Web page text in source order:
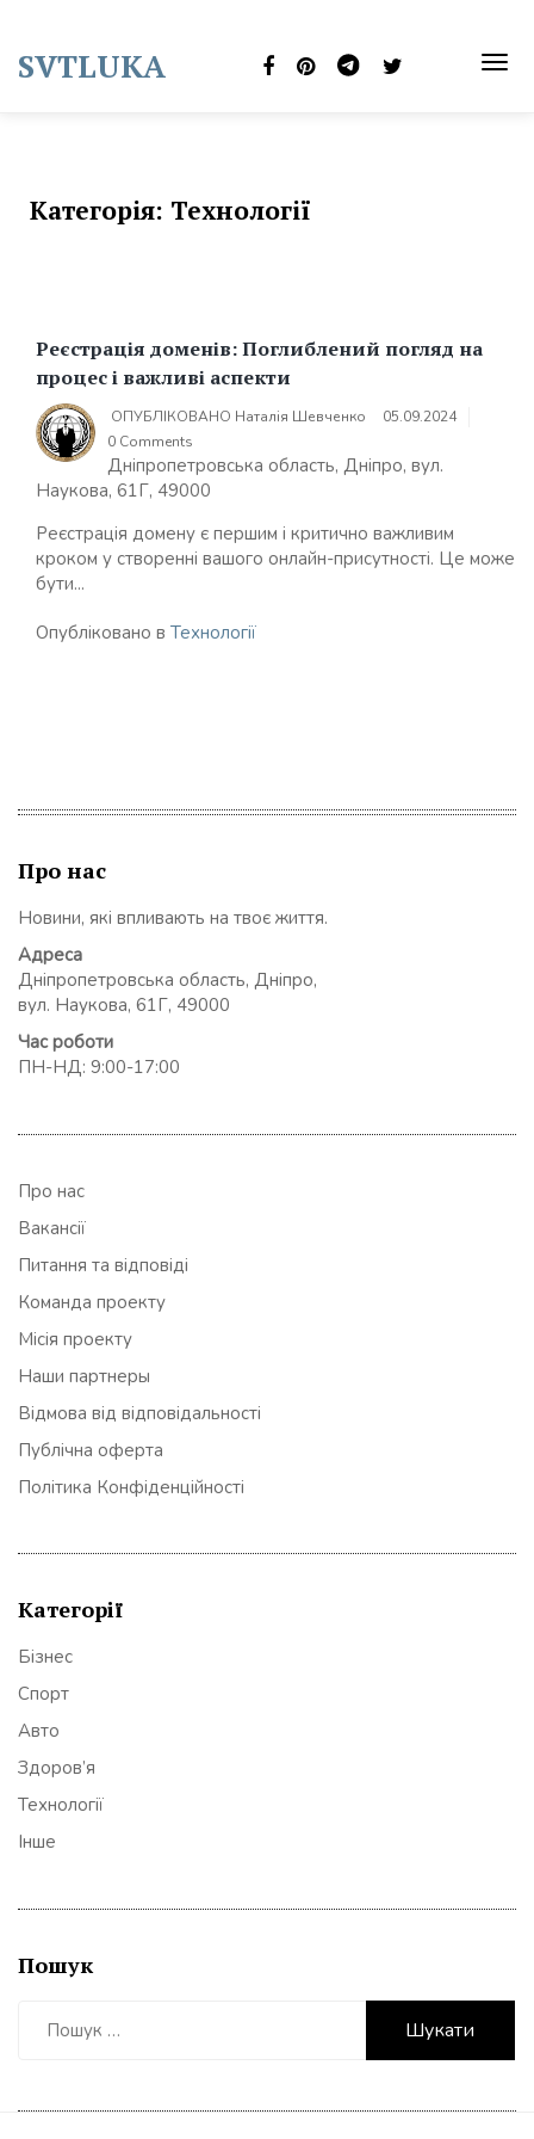
content
SVTLUKA
Категорія: Технології
Реєстрація доменів: Поглиблений погляд на
процес і важливі аспекти
ОПУБЛІКОВАНО Наталія Шевченко
05.09.2024
0 Comments
Дніпропетровська область, Дніпро, вул.
Наукова, 61Г, 49000
Реєстрація домену є першим і критично важливим
кроком у створенні вашого онлайн-присутності. Це може
бути...
Опубліковано в Технології
Про нас
Новини, які впливають на твоє життя.
Адреса
Дніпропетровська область, Дніпро,
вул. Наукова, 61Г, 49000
Час роботи
ПН-НД: 9:00-17:00
Про нас
Вакансії
Питання та відповіді
Команда проекту
Місія проекту
Наши партнеры
Відмова від відповідальності
Публічна оферта
Політика Конфіденційності
Категорії
Бізнес
Спорт
Авто
Здоров’я
Технології
Інше
Пошук